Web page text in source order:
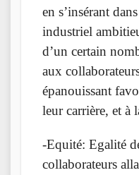
en s’insérant
industriel
d’un certain
aux
épanouissant
leur carrière, et à
-Equité: Egalité
collaborateurs